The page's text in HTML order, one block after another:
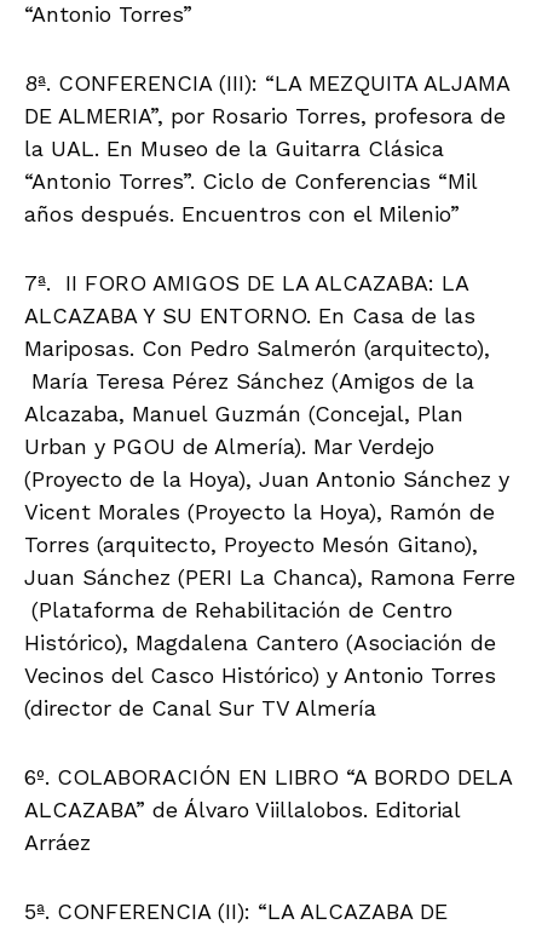
“Antonio Torres”
8ª. CONFERENCIA (III): “LA MEZQUITA ALJAMA
DE ALMERIA”, por Rosario Torres, profesora de
la UAL. En Museo de la Guitarra Clásica
“Antonio Torres”. Ciclo de Conferencias “Mil
años después. Encuentros con el Milenio”
7ª. II FORO AMIGOS DE LA ALCAZABA: LA
ALCAZABA Y SU ENTORNO. En Casa de las
Mariposas. Con Pedro Salmerón (arquitecto),
María Teresa Pérez Sánchez (Amigos de la
Alcazaba, Manuel Guzmán (Concejal, Plan
Urban y PGOU de Almería). Mar Verdejo
(Proyecto de la Hoya), Juan Antonio Sánchez y
Vicent Morales (Proyecto la Hoya), Ramón de
Torres (arquitecto, Proyecto Mesón Gitano),
Juan Sánchez (PERI La Chanca), Ramona Ferre
(Plataforma de Rehabilitación de Centro
Histórico), Magdalena Cantero (Asociación de
Vecinos del Casco Histórico) y Antonio Torres
(director de Canal Sur TV Almería
6º. COLABORACIÓN EN LIBRO “A BORDO DELA
ALCAZABA” de Álvaro Viillalobos. Editorial
Arráez
5ª. CONFERENCIA (II): “LA ALCAZABA DE